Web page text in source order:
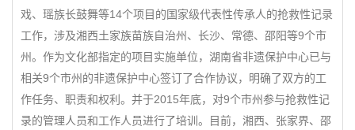
戏、瑶族长鼓舞等14个项目的国家级代表性传承人的抢救性记录
工作，涉及湘西土家族苗族自治州、长沙、常德、邵阳等9个市
州。作为文化部指定的项目实施单位，湖南省非遗保护中心已与
相关9个市州的非遗保护中心签订了合作协议，明确了双方的工
作任务、职责和权利。并于2015年底，对9个市州参与抢救性记
录的管理人员和工作人员进行了培训。目前，湘西、张家界、邵